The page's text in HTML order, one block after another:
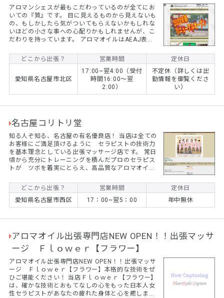
アロマンシェスが最もこだわっているのが全てにお
いての『質』です。 目に見えるものから見えないも
の、もしかしたら気がついてもらえないかもしれな
いほどの小さな事への心配りかもしれませんが、こ
だわりを持っています。 アロマオイルはAEAJ表示
また、セラピスト情報の公開もできるだけ行なうよ
うにし、初めてのお客様でも安心してお問い合わせ
いただけるようにしています。 お客様やセラピスト
との信用、信頼を第一に考えているお店です。 最高
の質だけを取り扱う事で得られる贅沢三昧はアロマ
ンシェスにお任せください。
どこから出張？ 営業時間 定休日
愛知県名古屋市北区
17:00~翌4:00（受付
時間16:00～翌
2:00）
不定休（詳しくは出
勤情報を御覧くださ
い）
名古屋コリトリ堂
知る人ぞ知る、名古屋の有名優良店！ 当店は全ての
お客様にご満足頂けるように セラピストの技術力
を基本理念としている出張マッサージ店です。 常日
頃から充分にトレーニングを積んだプロのセラピス
トが ツボを着実にとらえ、高品質なアロマオイル
０％以上の技をご堪能下さいませ。 今なら、 ☆ご
新規のお客様割引きキャンペーン中☆ 90分以上のコ
ース 終日2000円OFF ※他の割引と併用できませ
ん ★365日割引キャンペーン★ ★最大6000円割引
どこから出張？ 営業時間
定休日
愛知県名古屋市西区
17：00~翌5：00 年中無休
アロマオイル出張専門店NEW OPEN！！出張マッサ
ージ Ｆｌｏｗｅｒ【フラワー】
アロマオイル出張専門店NEW OPEN！！出張マッサ
ージ Ｆｌｏｗｅｒ【フラワー】本格的な技術をぜ
ひご堪能ください！ 当店Ｆｌｏｗｅｒ【フラワー】
は、確かな技術とおもてなしの心をもった日本人女
性セラピストがあなたの疲れた身体と心を癒しま